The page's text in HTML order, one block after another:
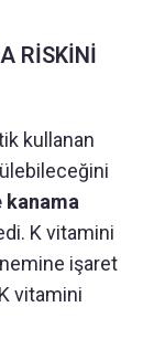
RİSKİNİ
kullanan
kanama
K vitamini
işaret
vitamini